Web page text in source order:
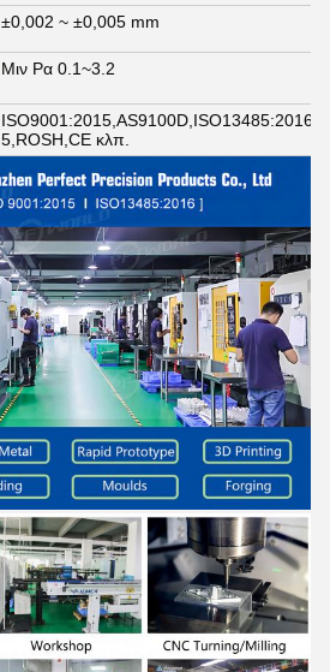
±0,002 ~ ±0,005 mm
Μιν Ρα 0.1~3.2
5,ROSH,CE κλπ.